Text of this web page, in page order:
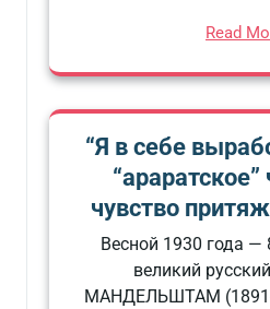
Read
“Я в себе
чувство
Весной 1930 года —
великий
МАНДЕЛЬШТАМ (1891-